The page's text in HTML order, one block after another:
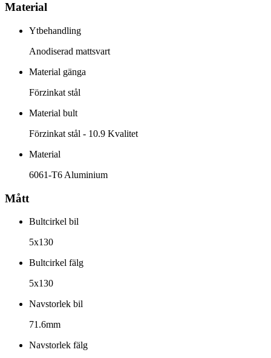
Material
Ytbehandling
Anodiserad mattsvart
Material gänga
Förzinkat stål
Material bult
Förzinkat stål - 10.9 Kvalitet
Material
6061-T6 Aluminium
Mått
Bultcirkel bil
5x130
Bultcirkel fälg
5x130
Navstorlek bil
71.6mm
Navstorlek fälg